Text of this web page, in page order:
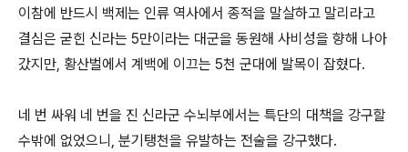
이참에 반드시 백제는 인류 역사에서 종적을 말살하고 말리라고
결심은 굳힌 신라는 5만이라는 대군을 동원해 사비성을 향해 나아
갔지만, 황산벌에서 계백에 이끄는 5천 군대에 발목이 잡혔다.
네 번 싸워 네 번을 진 신라군 수뇌부에서는 특단의 대책을 강구할
수밖에 없었으니, 분기탱천을 유발하는 전술을 강구했다.